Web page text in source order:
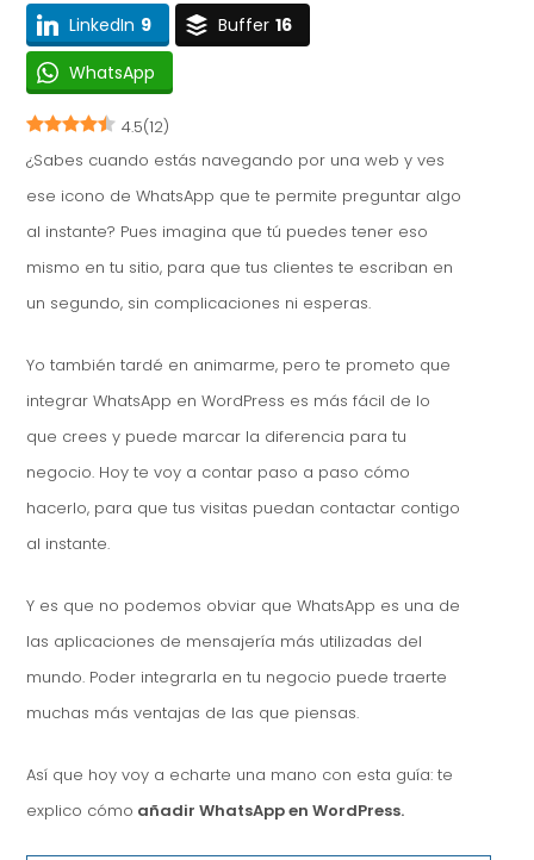
LinkedIn 9 Buffer 16
WhatsApp
4.5(12)
¿Sabes cuando estás navegando por una web y ves
ese icono de WhatsApp que te permite preguntar algo
al instante? Pues imagina que tú puedes tener eso
mismo en tu sitio, para que tus clientes te escriban en
un segundo, sin complicaciones ni esperas.
Yo también tardé en animarme, pero te prometo que
integrar WhatsApp en WordPress es más fácil de lo
que crees y puede marcar la diferencia para tu
negocio. Hoy te voy a contar paso a paso cómo
hacerlo, para que tus visitas puedan contactar contigo
al instante.
Y es que no podemos obviar que WhatsApp es una de
las aplicaciones de mensajería más utilizadas del
mundo. Poder integrarla en tu negocio puede traerte
muchas más ventajas de las que piensas.
Así que hoy voy a echarte una mano con esta guía: te
explico cómo añadir WhatsApp en WordPress.